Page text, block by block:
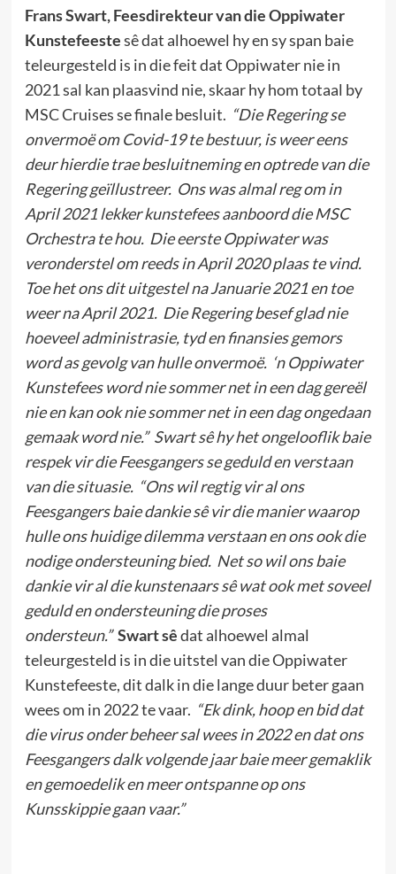
Frans Swart, Feesdirekteur van die Oppiwater
Kunstefeestesê dat alhoewel hy en sy span baie
teleurgesteld is in die feit dat Oppiwater nie in
2021 sal kan plaasvind nie, skaar hy hom totaal by
MSC Cruises se finale besluit. “Die Regering se
onvermoë om Covid-19 te bestuur, is weer eens
deur hierdie trae besluitneming en optrede van die
Regering geïllustreer. Ons was almal reg om in
April 2021 lekker kunstefees aanboord die MSC
Orchestra te hou. Die eerste Oppiwater was
veronderstel om reeds in April 2020 plaas te vind.
Toe het ons dit uitgestel na Januarie 2021 en toe
weer na April 2021. Die Regering besef glad nie
hoeveel administrasie, tyd en finansies gemors
word as gevolg van hulle onvermoë. ‘n Oppiwater
Kunstefees word nie sommer net in een dag gereël
nie en kan ook nie sommer net in een dag ongedaan
gemaak word nie.” Swart sê hy het ongelooflik baie
respek vir die Feesgangers se geduld en verstaan
van die situasie. “Ons wil regtig vir al ons
Feesgangers baie dankie sê vir die manier waarop
hulle ons huidige dilemma verstaan en ons ook die
nodige ondersteuning bied. Net so wil ons baie
dankie vir al die kunstenaars sê wat ook met soveel
geduld en ondersteuning die proses
ondersteun.” Swart sêdat alhoewel almal
teleurgesteld is in die uitstel van die Oppiwater
Kunstefeeste, dit dalk in die lange duur beter gaan
wees om in 2022 te vaar. “Ek dink, hoop en bid dat
die virus onder beheer sal wees in 2022 en dat ons
Feesgangers dalk volgende jaar baie meer gemaklik
en gemoedelik en meer ontspanne op ons
Kunsskippie gaan vaar.”